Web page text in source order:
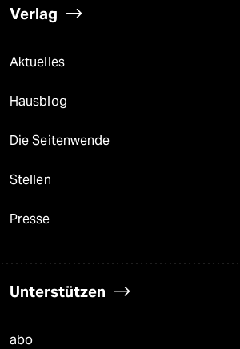
Verlag
Aktuelles
Hausblog
Die Seitenwende
Stellen
Presse
Unterstützen
abo